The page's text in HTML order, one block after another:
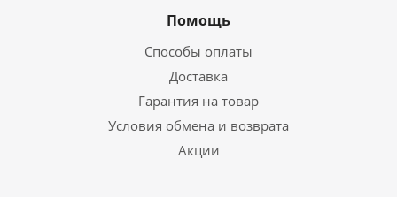
Помощь
Способы оплаты
Доставка
Гарантия на товар
Условия обмена и возврата
Акции